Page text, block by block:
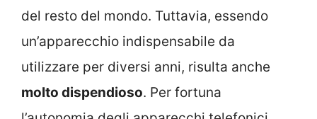
del resto del mondo. Tuttavia, essendo
un’apparecchio indispensabile da
utilizzare per diversi anni, risulta anche
molto dispendioso. Per fortuna